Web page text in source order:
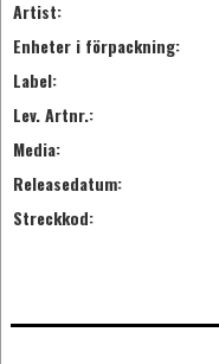
Artist:
Enheter i förpackning:
Label:
Lev. Artnr.:
Media:
Releasedatum:
Streckkod: